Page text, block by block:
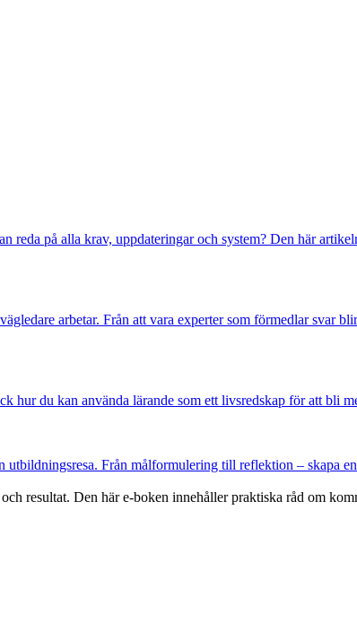
reda på alla krav, uppdateringar och system? Den här
arbetar. Från att vara experter som förmedlar svar
hur du kan använda lärande som ett livsredskap för att bli
Från målformulering till reflektion – skapa
resultat. Den här e-boken innehåller praktiska råd om